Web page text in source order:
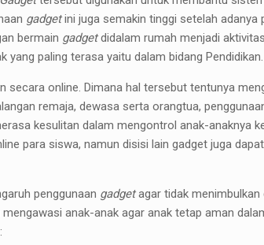
gadgetini juga semakin tinggi setelah adanya
bermain gadgetdidalam rumah menjadi
paling terasa yaitu dalam bidang Pendidikan.
online. Dimana hal tersebut tentunya
remaja, dewasa serta orangtua,
kesulitan dalam mengontrol anak-anaknya
para siswa, namun disisi lain gadget juga
penggunaan gadgetagar tidak menimbulkan
anak-anak agar anak tetap aman